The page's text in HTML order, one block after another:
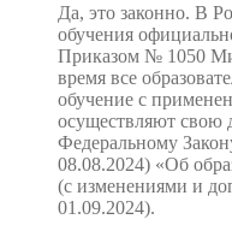
Да, это законно. В
обучения
Приказом № 1050
время все
обучение с
осуществляют свою
Федеральному
08.08.2024) «Об
(с изменениями и
01.09.2024).